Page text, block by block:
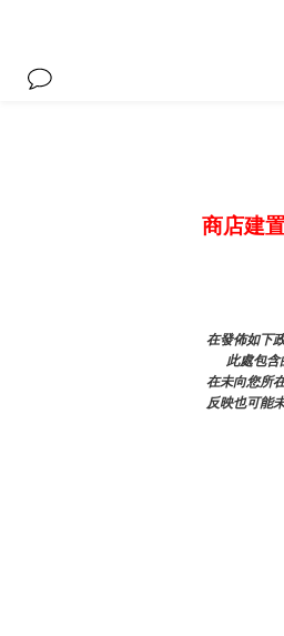
商店建
在發佈如下
此處包含
在未向您所
反映也可能